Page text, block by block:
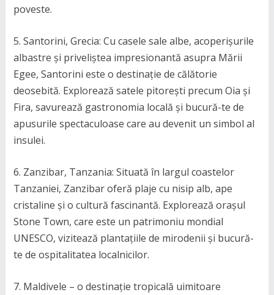
poveste.
5. Santorini, Grecia: Cu casele sale albe, acoperișurile
albastre și priveliștea impresionantă asupra Mării
Egee, Santorini este o destinație de călătorie
deosebită. Explorează satele pitorești precum Oia și
Fira, savurează gastronomia locală și bucură-te de
apusurile spectaculoase care au devenit un simbol al
insulei.
6. Zanzibar, Tanzania: Situată în largul coastelor
Tanzaniei, Zanzibar oferă plaje cu nisip alb, ape
cristaline și o cultură fascinantă. Explorează orașul
Stone Town, care este un patrimoniu mondial
UNESCO, vizitează plantațiile de mirodenii și bucură-
te de ospitalitatea localnicilor.
7. Maldivele – o destinație tropicală uimitoare